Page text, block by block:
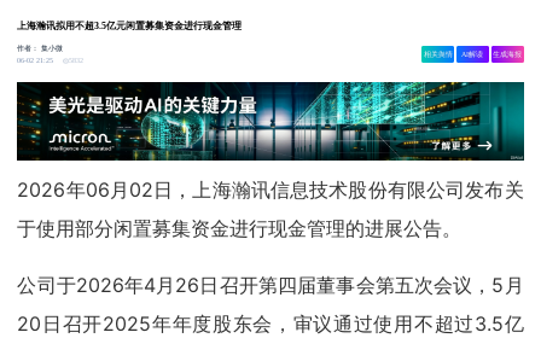
上海瀚讯拟用不超3.5亿元闲置募集资金进行现金管理
作者：集小微
06-02 21:25
5832
相关舆情 AI解读 生成海报
2026年06月02日，上海瀚讯信息技术股份有限公司发布关
于使用部分闲置募集资金进行现金管理的进展公告。
公司于2026年4月26日召开第四届董事会第五次会议，5月
20日召开2025年年度股东会，审议通过使用不超过3.5亿